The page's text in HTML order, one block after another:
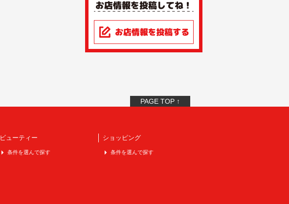
PAGE TOP ↑
ビューティー
条件を選んで探す
ショッピング
条件を選んで探す